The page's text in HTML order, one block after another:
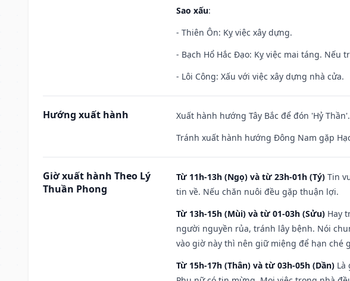
Sao xấu:
- Thiên Ôn: Kỵ việc xây dựng.
- Bạch Hổ Hắc Đạo: Kỵ việc mai táng. Nếu
- Lôi Công: Xấu với việc xây dựng nhà cửa.
Hướng xuất hành
Xuất hành hướng Tây Bắc để đón 'Hỷ
Tránh xuất hành hướng Đông Nam gặp
Giờ xuất hành Theo Lý
Thuần Phong
Từ 11h-13h (Ngọ) và từ 23h-01h (Tý) Tin
tin về. Nếu chăn nuôi đều gặp thuận lợi.
Từ 13h-15h (Mùi) và từ 01-03h (Sửu) Hay
người nguyền rủa, tránh lây bệnh. Nói
vào giờ này thì nên giữ miệng để hạn ché
Từ 15h-17h (Thân) và từ 03h-05h (Dần) Là